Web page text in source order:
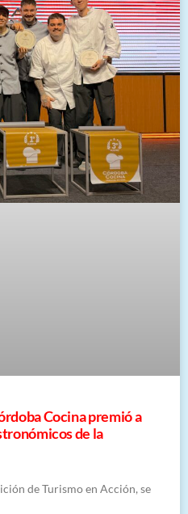
Cocina premió a
de la
de Turismo en Acción, se